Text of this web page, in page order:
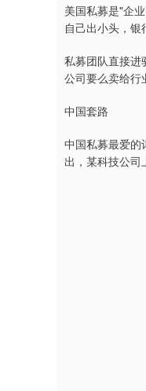
美国私募是"企
自己出小头，
私募团队直接进
公司要么卖给行
中国套路
中国私募最爱的
出，某科技公